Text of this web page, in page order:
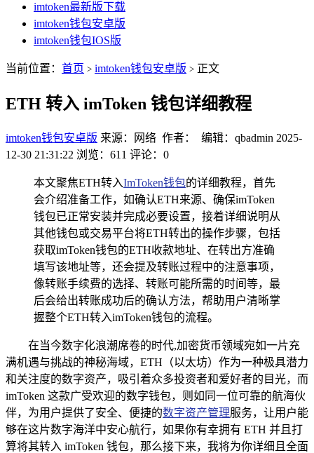
imtoken最新版下载
imtoken钱包安卓版
imtoken钱包IOS版
当前位置： 首页 > imtoken钱包安卓版 > 正文
ETH 转入 imToken 钱包详细教程
imtoken钱包安卓版 来源：网络 作者： 编辑：qbadmin 2025-
12-30 21:31:22 浏览：611 评论：0
本文聚焦ETH转入ImToken钱包的详细教程，首先
会介绍准备工作，如确认ETH来源、确保imToken
钱包已正常安装并完成必要设置，接着详细说明从
其他钱包或交易平台将ETH转出的操作步骤，包括
获取imToken钱包的ETH收款地址、在转出方准确
填写该地址等，还会提及转账过程中的注意事项，
像转账手续费的选择、转账可能所需的时间等，最
后会给出转账成功后的确认方法，帮助用户清晰掌
握整个ETH转入imToken钱包的流程。
在当今数字化浪潮席卷的时代,加密货币领域宛如一片充
满机遇与挑战的神秘海域，ETH（以太坊）作为一种极具潜力
和关注度的数字资产，吸引着众多投资者和爱好者的目光，而
imToken 这款广受欢迎的数字钱包，则如同一位可靠的航海伙
伴，为用户提供了安全、便捷的数字资产管理服务，让用户能
够在这片数字海洋中安心航行，如果你有幸拥有 ETH 并且打
算将其转入 imToken 钱包，那么接下来，我将为你详细且全面